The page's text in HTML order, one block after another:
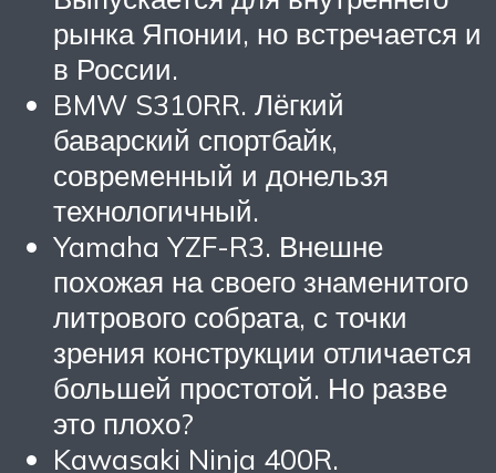
рынка Японии, но встречается и
в России.
BMW S310RR. Лёгкий
баварский спортбайк,
современный и донельзя
технологичный.
Yamaha YZF-R3. Внешне
похожая на своего знаменитого
литрового собрата, с точки
зрения конструкции отличается
большей простотой. Но разве
это плохо?
Kawasaki Ninja 400R.